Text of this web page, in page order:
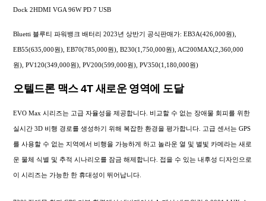
Dock 2HDMI VGA 96W PD 7 USB
Bluetti 블루티 파워뱅크 배터리 2023년 상반기 공식판매가: EB3A(426,000원),
EB55(635,000원), EB70(785,000원), B230(1,750,000원), AC200MAX(2,360,000
원), PV120(349,000원), PV200(599,000원), PV350(1,180,000원)
오텔드론 맥스 4T 새로운 영역에 도달
EVO Max 시리즈는 고급 자율성을 제공합니다. 비교할 수 없는 장애물 회피를 위한
실시간 3D 비행 경로를 생성하기 위해 복잡한 환경을 평가합니다. 고급 센서는 GPS
를 사용할 수 없는 지역에서 비행을 가능하게 하고 놀라운 열 및 별빛 카메라는 새로
운 물체 식별 및 추적 시나리오를 잠금 해제합니다. 접을 수 있는 내후성 디자인으로
이 시리즈는 가능한 한 휴대성이 뛰어납니다.